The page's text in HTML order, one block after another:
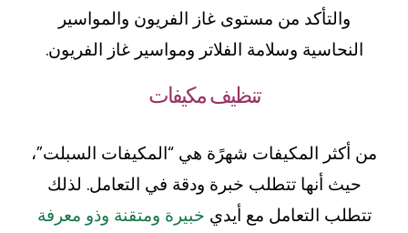
والتأكد من مستوى غاز الفريون والمواسير
النحاسية وسلامة الفلاتر ومواسير غاز الفريون.
تنظيف مكيفات
من أكثر المكيفات شهرًة هي “المكيفات السبلت”،
حيث أنها تتطلب خبرة ودقة في التعامل. لذلك
تتطلب التعامل مع أيدي خبيرة ومتقنة وذو معرفة